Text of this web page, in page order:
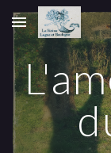
Skip to main